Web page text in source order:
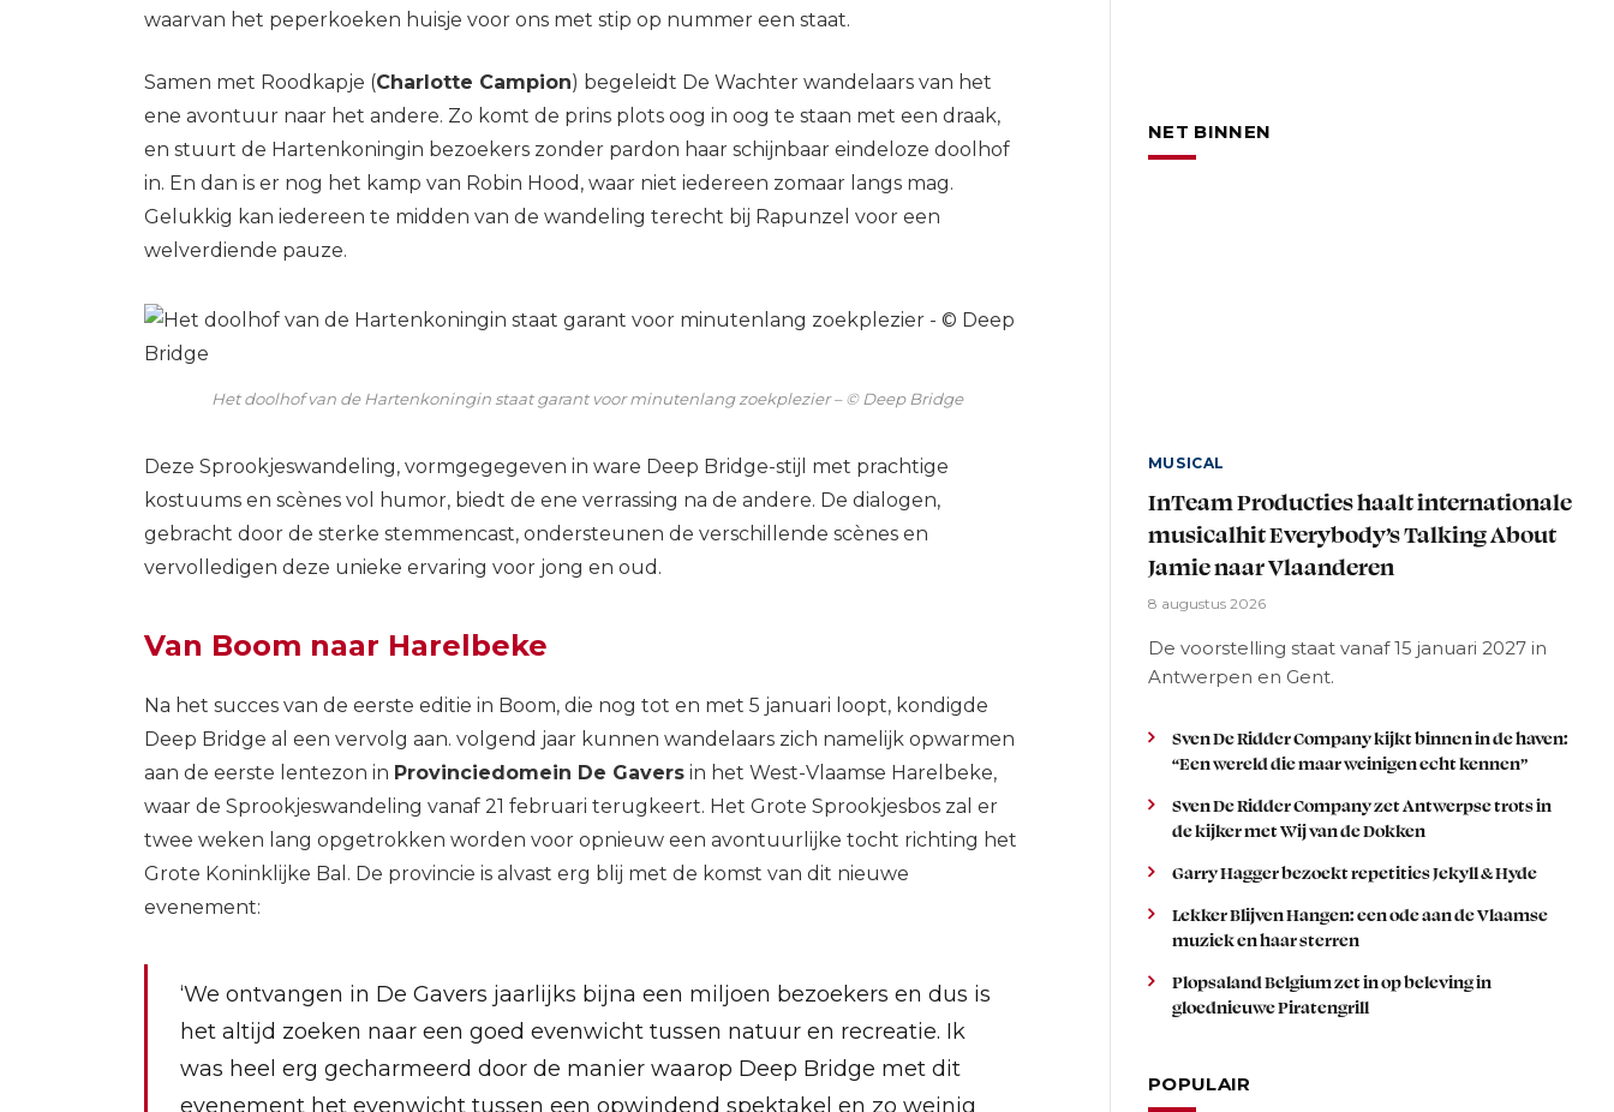
waarvan het peperkoeken huisje voor ons met stip op nummer een staat.
Samen met Roodkapje (Charlotte Campion) begeleidt De Wachter wandelaars van het
ene avontuur naar het andere. Zo komt de prins plots oog in oog te staan met een draak,
en stuurt de Hartenkoningin bezoekers zonder pardon haar schijnbaar eindeloze doolhof
in. En dan is er nog het kamp van Robin Hood, waar niet iedereen zomaar langs mag.
Gelukkig kan iedereen te midden van de wandeling terecht bij Rapunzel voor een
welverdiende pauze.
Het doolhof van de Hartenkoningin staat garant voor minutenlang zoekplezier – © Deep Bridge
Deze Sprookjeswandeling, vormgegegeven in ware Deep Bridge-stijl met prachtige
kostuums en scènes vol humor, biedt de ene verrassing na de andere. De dialogen,
gebracht door de sterke stemmencast, ondersteunen de verschillende scènes en
vervolledigen deze unieke ervaring voor jong en oud.
Van Boom naar Harelbeke
Na het succes van de eerste editie in Boom, die nog tot en met 5 januari loopt, kondigde
Deep Bridge al een vervolg aan. volgend jaar kunnen wandelaars zich namelijk opwarmen
aan de eerste lentezon in Provinciedomein De Gaversin het West-Vlaamse Harelbeke,
waar de Sprookjeswandeling vanaf 21 februari terugkeert. Het Grote Sprookjesbos zal er
twee weken lang opgetrokken worden voor opnieuw een avontuurlijke tocht richting het
Grote Koninklijke Bal. De provincie is alvast erg blij met de komst van dit nieuwe
evenement:
‘We ontvangen in De Gavers jaarlijks bijna een miljoen bezoekers en dus is
het altijd zoeken naar een goed evenwicht tussen natuur en recreatie. Ik
was heel erg gecharmeerd door de manier waarop Deep Bridge met dit
evenement het evenwicht tussen een opwindend spektakel en zo weinig
NET BINNEN
MUSICAL
InTeam Producties haalt internationale
musicalhit Everybody’s Talking About
Jamie naar Vlaanderen
8 augustus 2026
De voorstelling staat vanaf 15 januari 2027 in
Antwerpen en Gent.
Sven De Ridder Company kijkt binnen in de haven:
“Een wereld die maar weinigen echt kennen”
Sven De Ridder Company zet Antwerpse trots in
de kijker met Wij van de Dokken
Garry Hagger bezoekt repetities Jekyll & Hyde
Lekker Blijven Hangen: een ode aan de Vlaamse
muziek en haar sterren
Plopsaland Belgium zet in op beleving in
gloednieuwe Piratengrill
POPULAIR